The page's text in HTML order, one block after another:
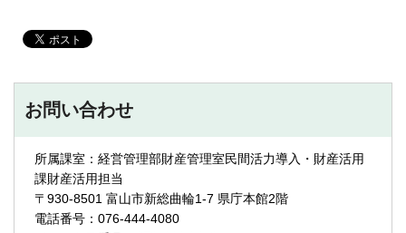
お問い合わせ
所属課室：経営管理部財産管理室民間活力導入・財産活用
課財産活用担当
〒930-8501 富山市新総曲輪1-7 県庁本館2階
電話番号：076-444-4080